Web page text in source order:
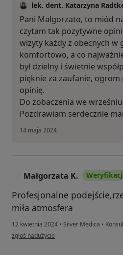
lek. dent. Katarzyna
Pani Małgorzato, to miód
czytam tak pozytywne
wizyty każdy z obecnych w
komfortowo, a co
był dzielny i świetnie
pięknie za zaufanie,
opinię.
Do zobaczenia we
Pozdrawiam serdecznie
14 maja 2024
Małgorzata K.
Profesjonalne
miła atmosfera
12 kwietnia 2024 • Silver Medica •
w opinii użytkownika Małgorzata K.
zgłoś nadużycie